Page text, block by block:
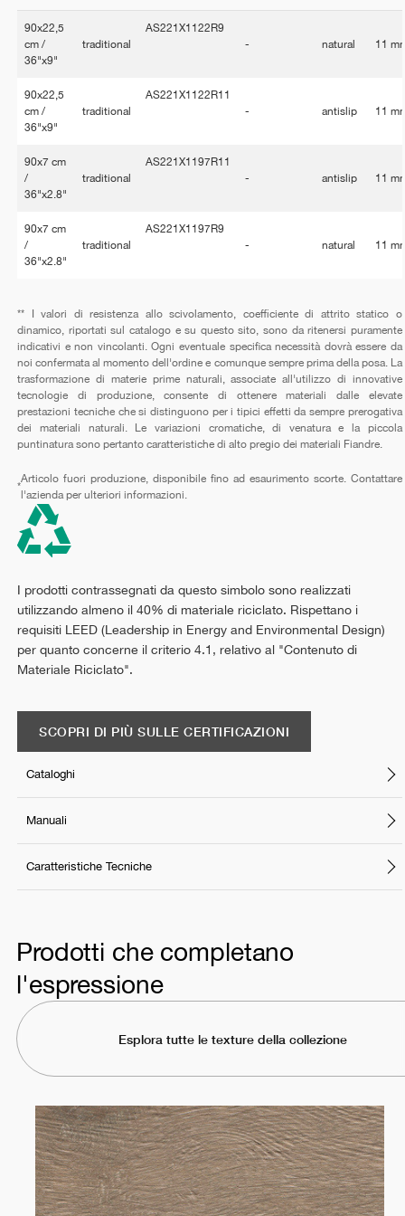
90x22,5
cm /
36"x9"
traditional
AS221X1122R9
-
natural 11
90x22,5
cm /
36"x9"
traditional
AS221X1122R11
-
antislip 11
90x7 cm
/
36"x2.8"
traditional
AS221X1197R11
-
antislip 11
90x7 cm
/
36"x2.8"
traditional
AS221X1197R9
-
natural 11
** I valori di resistenza allo scivolamento, coefficiente di attrito statico o
dinamico, riportati sul catalogo e su questo sito, sono da ritenersi puramente
indicativi e non vincolanti. Ogni eventuale specifica necessità dovrà essere da
noi confermata al momento dell'ordine e comunque sempre prima della posa. La
trasformazione di materie prime naturali, associate all'utilizzo di innovative
tecnologie di produzione, consente di ottenere materiali dalle elevate
prestazioni tecniche che si distinguono per i tipici effetti da sempre prerogativa
dei materiali naturali. Le variazioni cromatiche, di venatura e la piccola
puntinatura sono pertanto caratteristiche di alto pregio dei materiali Fiandre.
*
Articolo fuori produzione, disponibile fino ad esaurimento scorte. Contattare
l'azienda per ulteriori informazioni.
I prodotti contrassegnati da questo simbolo sono realizzati
utilizzando almeno il 40% di materiale riciclato. Rispettano i
requisiti LEED (Leadership in Energy and Environmental Design)
per quanto concerne il criterio 4.1, relativo al "Contenuto di
Materiale Riciclato".
SCOPRI DI PIÙ SULLE CERTIFICAZIONI
Cataloghi
Manuali
Caratteristiche Tecniche
Prodotti che completano
l'espressione
Esplora tutte le texture della collezione